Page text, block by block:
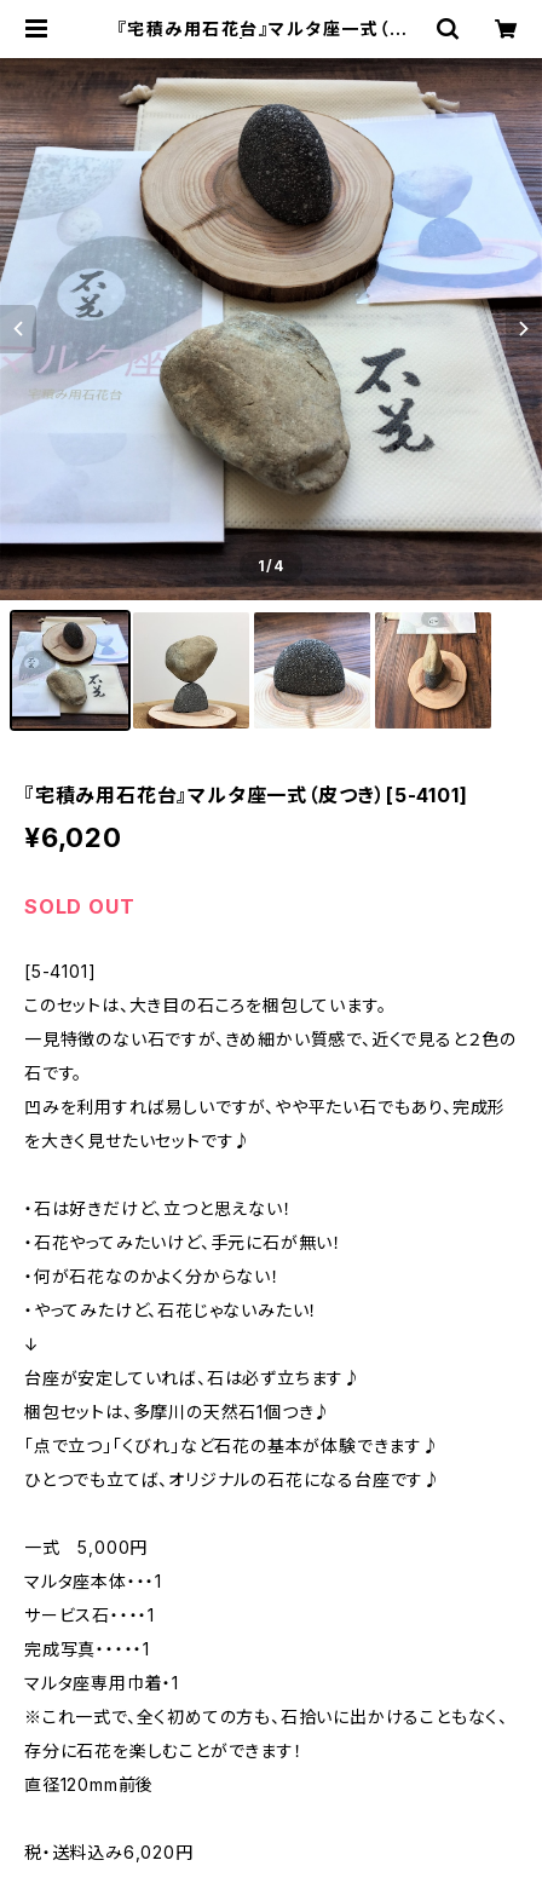
『宅積み用石花台』マルタ座一式（皮つ
研究所 石花」のWEB販売店[ 石道楽
]
1/4
『宅積み用石花台』マルタ座一式（皮つき）[5-4101]
¥6,020
SOLD OUT
[5-4101]
このセットは、大き目の石ころを梱包しています。
一見特徴のない石ですが、きめ細かい質感で、近くで見ると２色の
石です。
凹みを利用すれば易しいですが、やや平たい石でもあり、完成形
を大きく見せたいセットです♪
・石は好きだけど、立つと思えない！
・石花やってみたいけど、手元に石が無い！
・何が石花なのかよく分からない！
・やってみたけど、石花じゃないみたい！
↓
台座が安定していれば、石は必ず立ちます♪
梱包セットは、多摩川の天然石1個つき♪
「点で立つ」「くびれ」など石花の基本が体験できます♪
ひとつでも立てば、オリジナルの石花になる台座です♪
一式 5,000円
マルタ座本体・・・1
サービス石・・・・1
完成写真・・・・・1
マルタ座専用巾着・1
※これ一式で、全く初めての方も、石拾いに出かけることもなく、
存分に石花を楽しむことができます！
直径120mm前後
税・送料込み6,020円